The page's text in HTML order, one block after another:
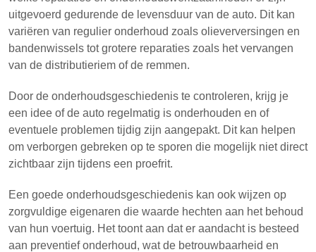
uitgevoerd gedurende de levensduur van de auto. Dit kan
variëren van regulier onderhoud zoals olieverversingen en
bandenwissels tot grotere reparaties zoals het vervangen
van de distributieriem of de remmen.
Door de onderhoudsgeschiedenis te controleren, krijg je
een idee of de auto regelmatig is onderhouden en of
eventuele problemen tijdig zijn aangepakt. Dit kan helpen
om verborgen gebreken op te sporen die mogelijk niet direct
zichtbaar zijn tijdens een proefrit.
Een goede onderhoudsgeschiedenis kan ook wijzen op
zorgvuldige eigenaren die waarde hechten aan het behoud
van hun voertuig. Het toont aan dat er aandacht is besteed
aan preventief onderhoud, wat de betrouwbaarheid en